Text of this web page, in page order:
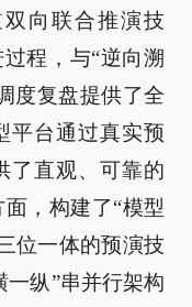
向联合推演技
程，与“逆向溯
度复盘提供了全
平台通过真实预
了直观、可靠的
，构建了“模型
位一体的预演技
一纵”串并行架构